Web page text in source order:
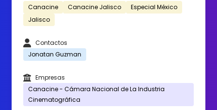
Canacine
Canacine Jalisco
Especial México
Jalisco
Contactos
Jonatan Guzman
Empresas
Canacine - Cámara Nacional de La Industria
Cinematográfica